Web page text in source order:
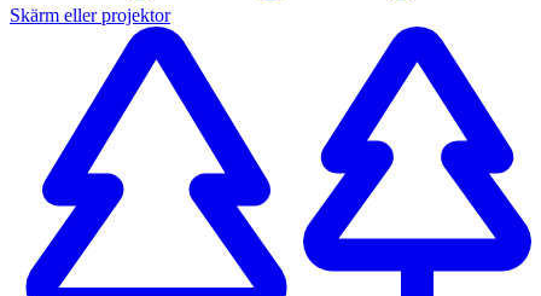
Skärm eller projektor